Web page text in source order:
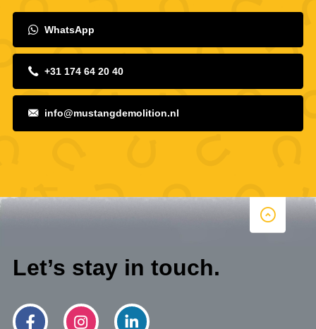
WhatsApp
+31 174 64 20 40
info@mustangdemolition.nl
Let’s stay in touch.